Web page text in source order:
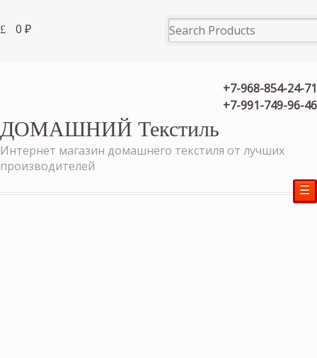
0 ₽
+7-968-854-24-71
+7-991-749-96-46
ДОМАШНИЙ Текстиль
Интернет магазин домашнего текстиля от лучших
производителей
☰